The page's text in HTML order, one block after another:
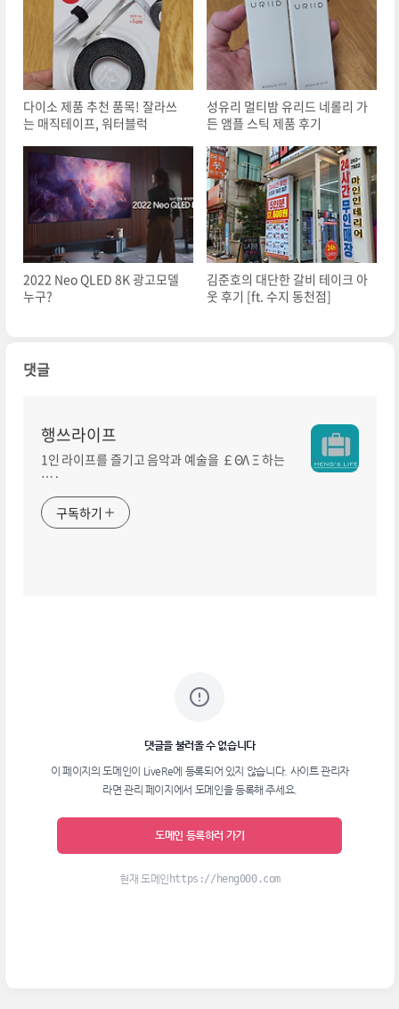
다이소 제품 추천 품목! 잘라쓰
는 매직테이프, 워터블럭
성유리 멀티밤 유리드 네롤리 가
든 앰플 스틱 제품 후기
2022 Neo QLED 8K 광고모델
누구?
김준호의 대단한 갈비 테이크 아
웃 후기 [ft. 수지 동천점]
댓글
행쓰라이프
1인 라이프를 즐기고 음악과 예술을 ￡ΘΛ Ξ 하는
…·
구독하기